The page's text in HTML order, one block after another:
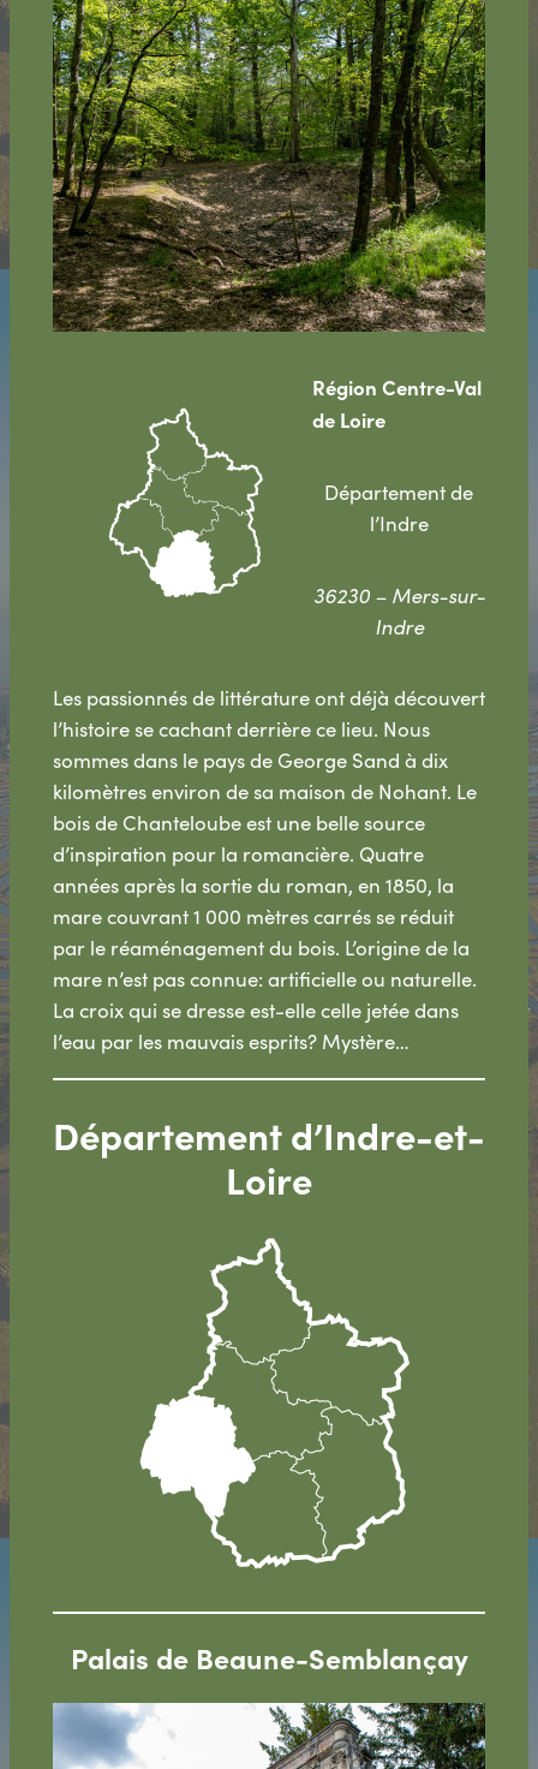
Région Centre-Val
de Loire
Département de
l’Indre
36230 – Mers-sur-
Indre
Les passionnés de littérature ont déjà découvert
l’histoire se cachant derrière ce lieu. Nous
sommes dans le pays de George Sand à dix
kilomètres environ de sa maison de Nohant. Le
bois de Chanteloube est une belle source
d’inspiration pour la romancière. Quatre
années après la sortie du roman, en 1850, la
mare couvrant 1 000 mètres carrés se réduit
par le réaménagement du bois. L’origine de la
mare n’est pas connue: artificielle ou naturelle.
La croix qui se dresse est-elle celle jetée dans
l’eau par les mauvais esprits? Mystère…
Département d’Indre-et-
Loire
Palais de Beaune-Semblançay